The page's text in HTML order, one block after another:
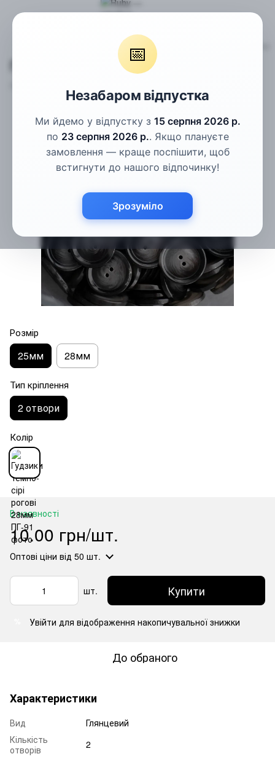
📅
Незабаром відпустка
Ми йдемо у відпустку з 15 серпня 2026 р.
по 23 серпня 2026 р.. Якщо плануєте
замовлення — краще поспішити, щоб
встигнути до нашого відпочинку!
Зрозуміло
Пальтові гудзики Гудзики темно-сірі рогові 25мм
Гудзики темно-сірі рогові 25мм
Розмір
25мм 28мм
Тип кріплення
2 отвори
Колір
В наявності
10.00 грн/шт.
Оптові ціни від 50 шт.
шт. Купити
Увійти для відображення накопичувальної знижки
До обраного
Характеристики
Вид
Глянцевий
Кількість
отворів
2